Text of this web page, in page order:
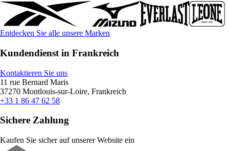
Entdecken Sie alle unsere Marken
Kundendienst in Frankreich
Kontaktieren Sie uns
11 rue Bernard Maris
37270 Montlouis-sur-Loire, Frankreich
+33 1 86 47 62 58
Sichere Zahlung
Kaufen Sie sicher auf unserer Website ein